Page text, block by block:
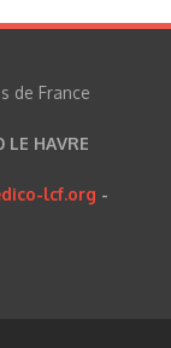
de France
HAVRE
lcf.org -